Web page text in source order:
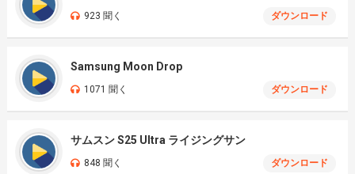
923 聞く ダウンロード
Samsung Moon Drop
1071 聞く ダウンロード
サムスン S25 Ultra ライジングサン
848 聞く ダウンロード